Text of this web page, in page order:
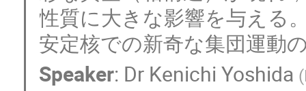
性質に大きな影響を与える
安定核での新奇な集団運動
Speaker: Dr Kenichi Yoshida (